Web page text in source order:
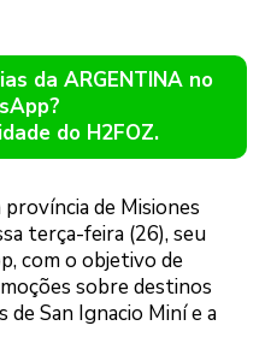
da ARGENTINA no
do H2FOZ.
de Misiones
terça-feira (26), seu
com o objetivo de
sobre destinos
San Ignacio Miní e a